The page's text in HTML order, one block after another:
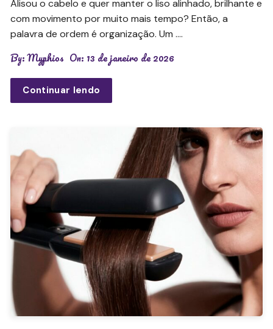
Alisou o cabelo e quer manter o liso alinhado, brilhante e
com movimento por muito mais tempo? Então, a
palavra de ordem é organização. Um ….
By:Myphios On: 13 de janeiro de 2026
Continuar lendo